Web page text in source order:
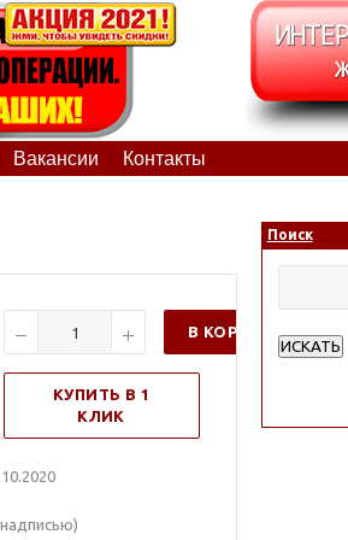
Вакансии Контакты
В КОРЗИНУ
КУПИТЬ В 1
КЛИК
Поиск
ИСКАТЬ